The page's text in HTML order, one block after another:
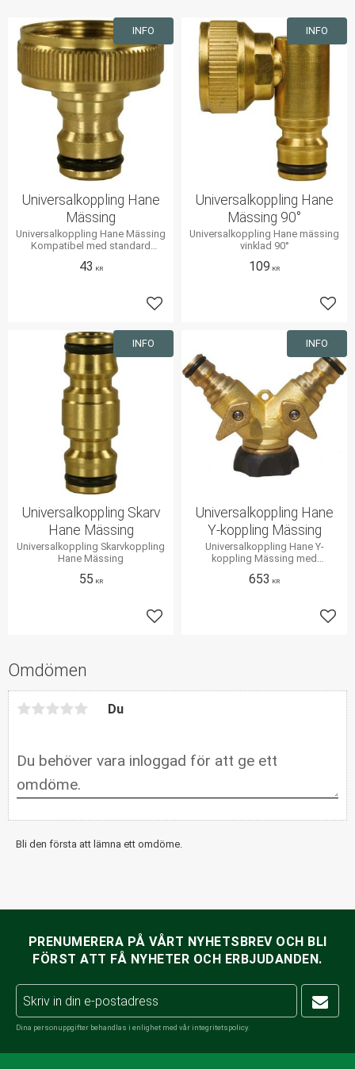
Omdömen
Du
Bli den första att lämna ett omdöme.
Universalkoppling Hane
Mässing
Universalkoppling Hane Mässing
Kompatibel med standard
43 KR
Lägg till i favoriter
INFO
Universalkoppling Hane
Mässing 90°
Universalkoppling Hane mässing
vinklad 90°
109 KR
INFO
Universalkoppling Skarv
Hane Mässing
Universalkoppling Skarvkoppling
Hane Mässing
55 KR
Lägg till i favoriter
INFO
Universalkoppling Hane
Y-koppling Mässing
Universalkoppling Hane Y-
koppling Mässing med
653 KR
INFO
PRENUMERERA PÅ VÅRT NYHETSBREV OCH BLI
FÖRST ATT FÅ NYHETER OCH ERBJUDANDEN.
Dina personuppgifter behandlas i enlighet med vår integritetspolicy.